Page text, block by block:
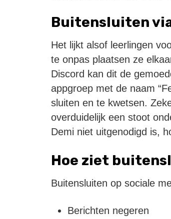
Buitensluiten
Het lijkt alsof leerlingen
te onpas plaatsen ze
Discord kan dit de
appgroep met de naam
sluiten en te kwetsen.
overduidelijk een stoot
Demi niet uitgenodigd is,
Hoe ziet
Buitensluiten op sociale
Berichten negeren